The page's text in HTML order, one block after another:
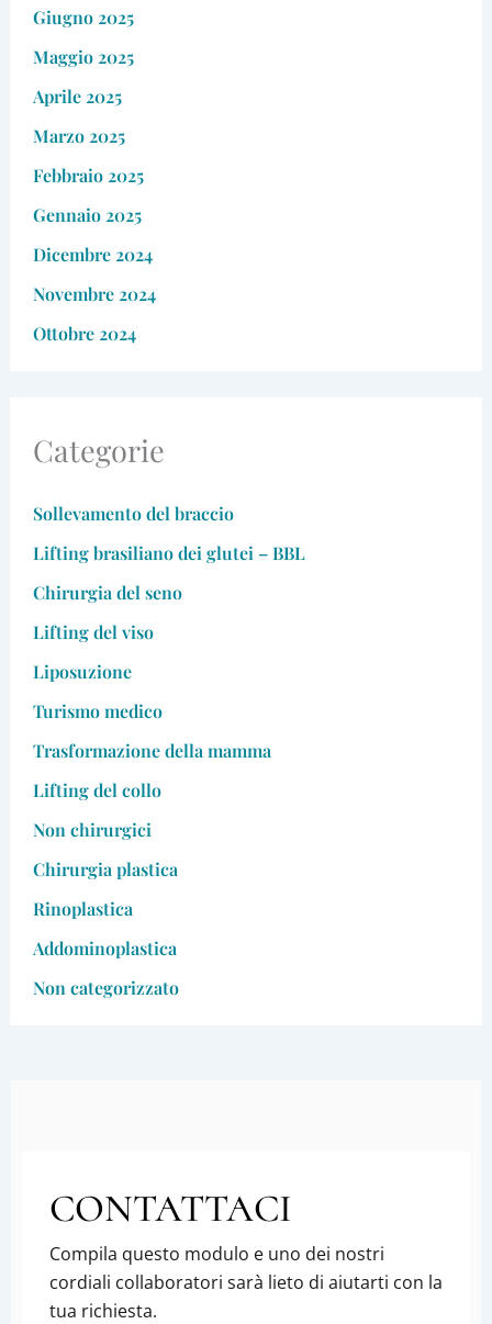
Giugno 2025
Maggio 2025
Aprile 2025
Marzo 2025
Febbraio 2025
Gennaio 2025
Dicembre 2024
Novembre 2024
Ottobre 2024
Categorie
Sollevamento del braccio
Lifting brasiliano dei glutei – BBL
Chirurgia del seno
Lifting del viso
Liposuzione
Turismo medico
Trasformazione della mamma
Lifting del collo
Non chirurgici
Chirurgia plastica
Rinoplastica
Addominoplastica
Non categorizzato
CONTATTACI
Compila questo modulo e uno dei nostri
cordiali collaboratori sarà lieto di aiutarti con la
tua richiesta.